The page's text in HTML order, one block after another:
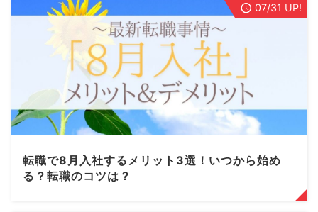
転職で8月入社するメリット3選！いつから始め
る？転職のコツは？
07/31 UP!